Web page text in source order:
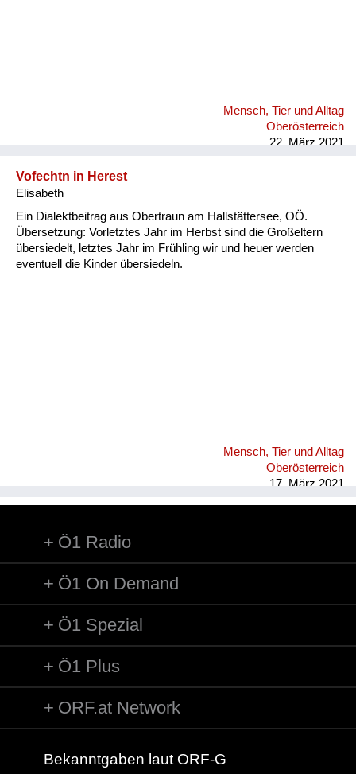
Mensch, Tier und Alltag
Oberösterreich
22. März 2021
Vofechtn in Herest
Elisabeth
Ein Dialektbeitrag aus Obertraun am Hallstättersee, OÖ.
Übersetzung: Vorletztes Jahr im Herbst sind die Großeltern
übersiedelt, letztes Jahr im Frühling wir und heuer werden
eventuell die Kinder übersiedeln.
Mensch, Tier und Alltag
Oberösterreich
17. März 2021
Ö1 Radio
Ö1 On Demand
Ö1 Spezial
Ö1 Plus
ORF.at Network
Bekanntgaben laut ORF-G